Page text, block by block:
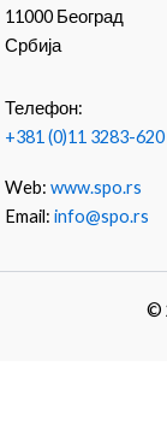
11000 Београд
Србија
Телефон:
+381 (0)11 3283-620
Web:www.spo.rs
Email:info@spo.rs
©